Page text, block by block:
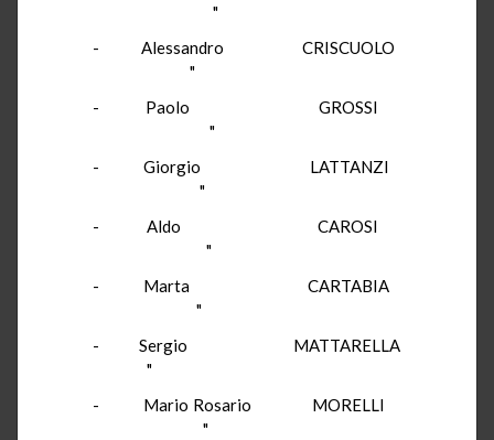
"
- Alessandro CRISCUOLO
"
- Paolo GROSSI
"
- Giorgio LATTANZI
"
- Aldo CAROSI
"
- Marta CARTABIA
"
- Sergio MATTARELLA
"
- Mario Rosario MORELLI
"